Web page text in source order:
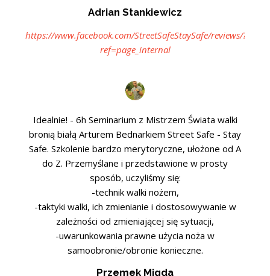
Adrian Stankiewicz
https://www.facebook.com/StreetSafeStaySafe/reviews/?
ref=page_internal
Idealnie! - 6h Seminarium z Mistrzem Świata walki
bronią białą Arturem Bednarkiem Street Safe - Stay
Safe. Szkolenie bardzo merytoryczne, ułożone od A
do Z. Przemyślane i przedstawione w prosty
sposób, uczyliśmy się:
-technik walki nożem,
-taktyki walki, ich zmienianie i dostosowywanie w
zależności od zmieniającej się sytuacji,
-uwarunkowania prawne użycia noża w
samoobronie/obronie konieczne.
Przemek Migda